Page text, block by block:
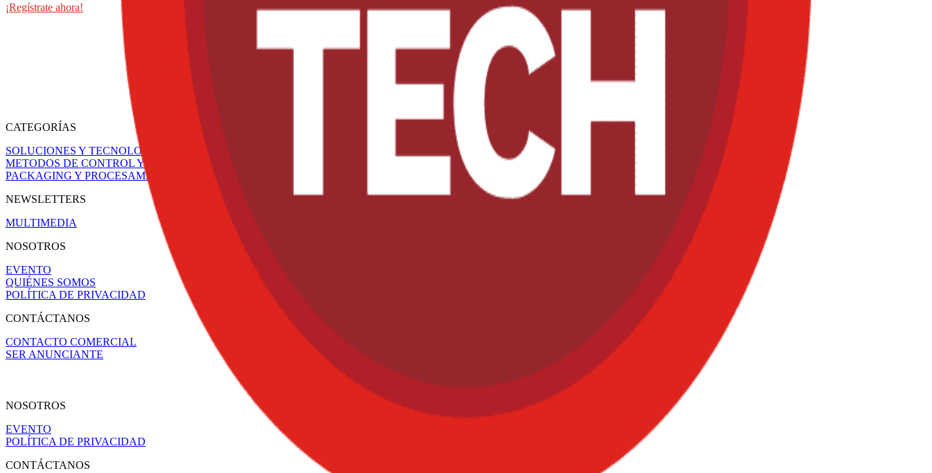
¡Regístrate ahora!
CATEGORÍAS
SOLUCIONES Y TECNOLOGÍA ALIMENTARIA
METODOS DE CONTROL Y REGULACIÓN
PACKAGING Y PROCESAMIENTO
NEWSLETTERS
MULTIMEDIA
NOSOTROS
EVENTO
QUIÉNES SOMOS
POLÍTICA DE PRIVACIDAD
CONTÁCTANOS
CONTACTO COMERCIAL
SER ANUNCIANTE
NOSOTROS
EVENTO
POLÍTICA DE PRIVACIDAD
CONTÁCTANOS